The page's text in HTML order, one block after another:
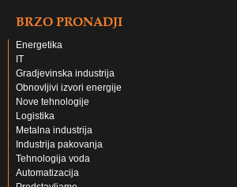
BRZO PRONADJI
Energetika
IT
Gradjevinska industrija
Obnovljivi izvori energije
Nove tehnologije
Logistika
Metalna industrija
Industrija pakovanja
Tehnologija voda
Automatizacija